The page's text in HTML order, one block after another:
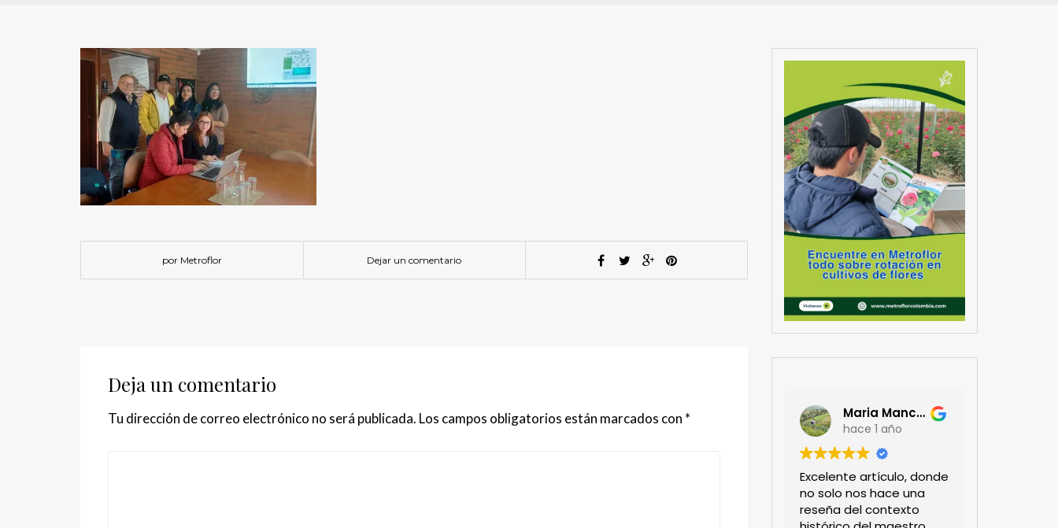
por Metroflor Dejar un comentario
Deja un comentario
Tu dirección de correo electrónico no será publicada. Los campos obligatorios están marcados con * Maria Mancera
hace 1 año
Excelente artículo, donde
no solo nos hace una
reseña del contexto